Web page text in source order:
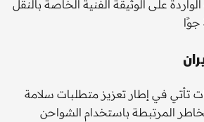
على الوثيقة الفنية الخاصة بالنقل
جوًا
تأتي في إطار تعزيز متطلبات سلامة
المرتبطة باستخدام الشواحن